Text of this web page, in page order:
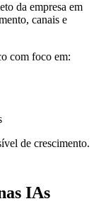
da empresa em
canais e
com foco em:
de crescimento.
IAs